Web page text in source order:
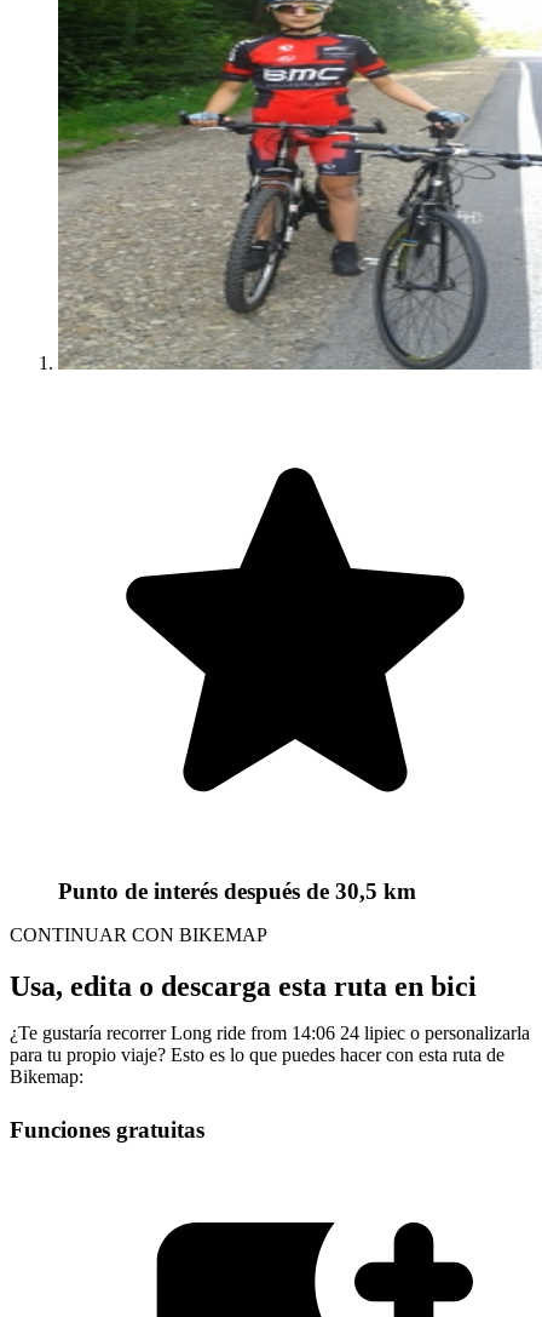
Punto de interés después de 30,5 km
CONTINUAR CON BIKEMAP
Usa, edita o descarga esta ruta en bici
¿Te gustaría recorrer Long ride from 14:06 24 lipiec o personalizarla
para tu propio viaje? Esto es lo que puedes hacer con esta ruta de
Bikemap:
Funciones gratuitas